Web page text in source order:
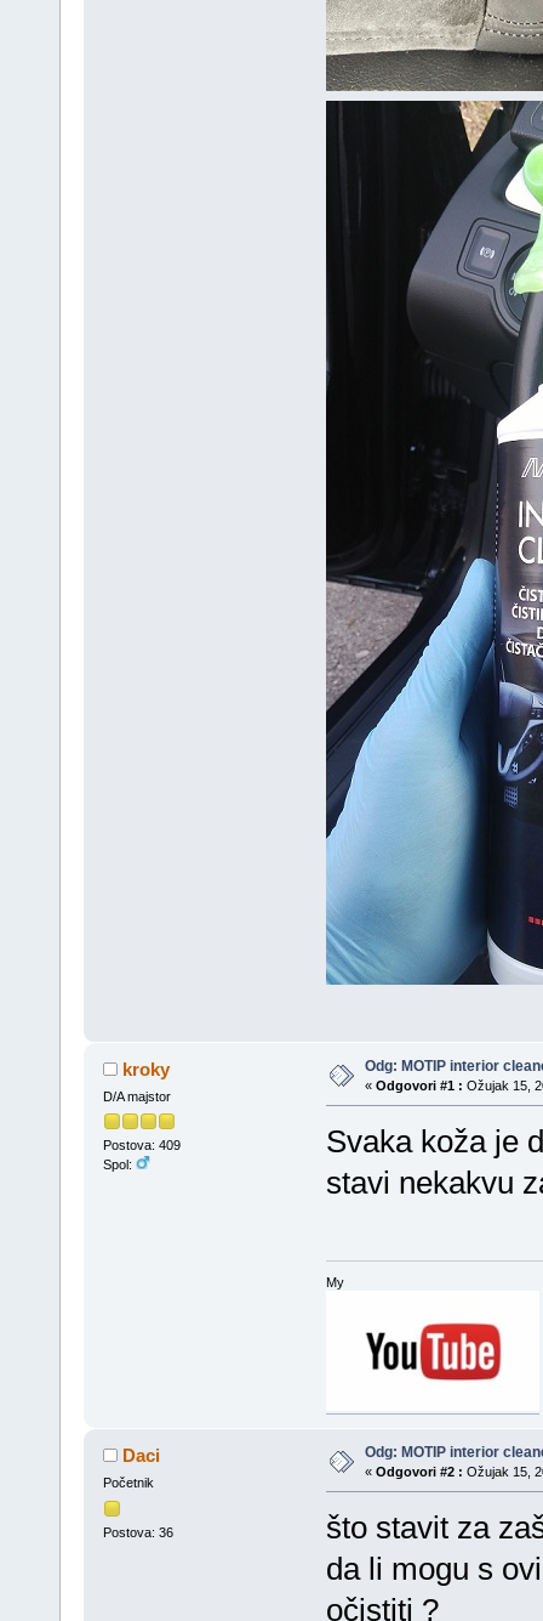
kroky
D/A majstor
Postova: 409
Spol:
Odg: MOTIP interior
« Odgovori #1 : Ožujak 15,
Svaka koža je
stavi nekakvu
My
Daci
Početnik
Postova: 36
Odg: MOTIP interior
« Odgovori #2 : Ožujak 15,
što stavit za
da li mogu s
očistiti ?